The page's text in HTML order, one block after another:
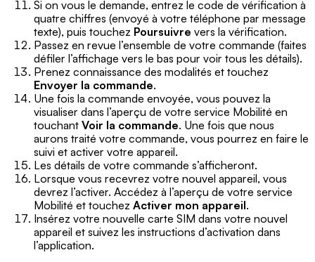
Si on vous le demande, entrez le code de vérification à
quatre chiffres (envoyé à votre téléphone par message
texte), puis touchez Poursuivre vers la vérification.
Passez en revue l’ensemble de votre commande (faites
défiler l’affichage vers le bas pour voir tous les détails).
Prenez connaissance des modalités et touchez
Envoyer la commande.
Une fois la commande envoyée, vous pouvez la
visualiser dans l’aperçu de votre service Mobilité en
touchant Voir la commande. Une fois que nous
aurons traité votre commande, vous pourrez en faire le
suivi et activer votre appareil.
Les détails de votre commande s’afficheront.
Lorsque vous recevrez votre nouvel appareil, vous
devrez l’activer. Accédez à l’aperçu de votre service
Mobilité et touchez Activer mon appareil.
Insérez votre nouvelle carte SIM dans votre nouvel
appareil et suivez les instructions d’activation dans
l’application.